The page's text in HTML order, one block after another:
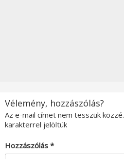
Vélemény, hozzászólás?
Az e-mail címet nem tesszük közzé.
karakterrel jelöltük
Hozzászólás *